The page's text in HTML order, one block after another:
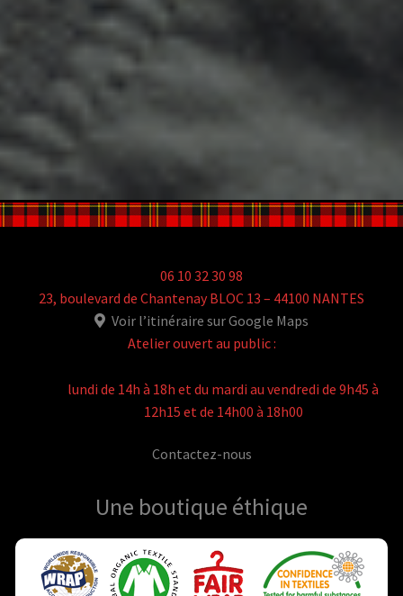
06 10 32 30 98
23, boulevard de Chantenay BLOC 13 – 44100 NANTES
Voir l’itinéraire sur Google Maps
Atelier ouvert au public :
lundi de 14h à 18h et du mardi au vendredi de 9h45 à
12h15 et de 14h00 à 18h00
Contactez-nous
Une boutique éthique